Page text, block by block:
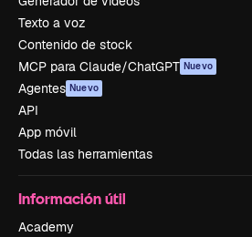
Texto a voz
Contenido de stock
MCP para Claude/ChatGPT Nuevo
Agentes Nuevo
API
App móvil
Todas las herramientas
Información útil
Academy